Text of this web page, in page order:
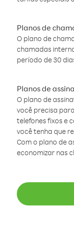
Planos de
O plano de
chamadas
período de 30
Planos de
O plano de
você precisa
telefones fixos e
você tenha que
Com o plano de
economizar nas